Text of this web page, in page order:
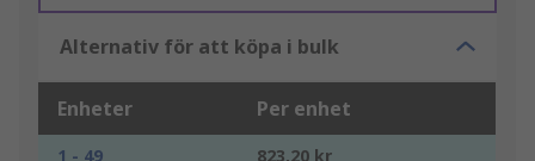
Alternativ för att köpa i bulk
Enheter Per enhet
1 - 49
823,20 kr